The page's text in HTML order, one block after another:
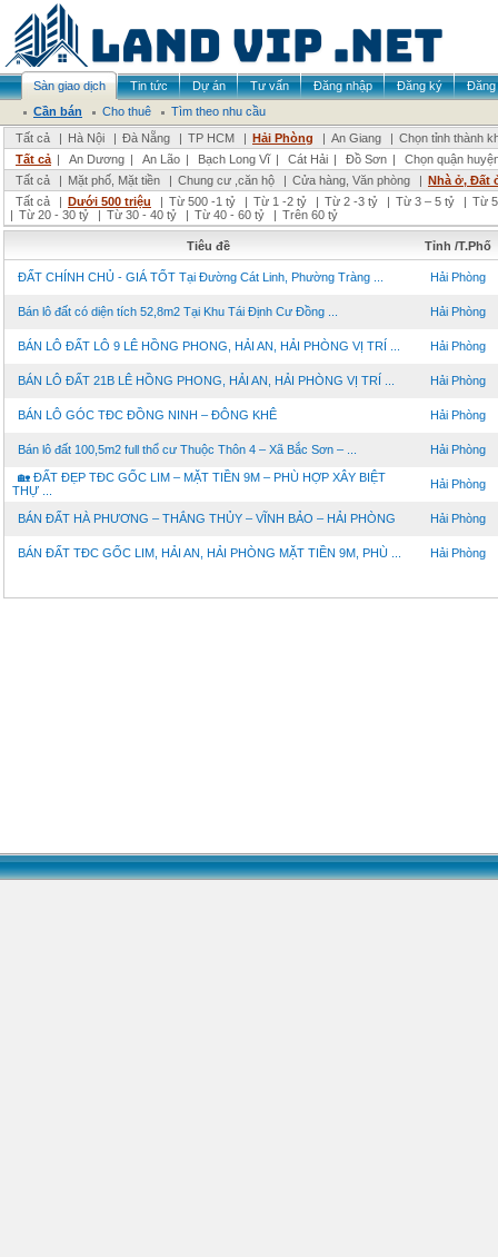
Sàn giao dịch Tin tức Dự án Tư vấn Đăng nhập Đăng ký
Đăng
Cần bán
Cho thuê
Tìm theo nhu cầu
Tất cả
| Hà Nội | Đà Nẵng | TP HCM | Hải Phòng | An Giang | Chọn tỉnh thành
Tất cả | An Dương | An Lão | Bạch Long Vĩ | Cát Hải | Đồ Sơn |
Chọn quận
Tất cả
| Mặt phố, Mặt tiền | Chung cư ,căn hộ | Cửa hàng, Văn phòng | Nhà ở, Đất
Tất cả
| Dưới 500 triệu | Từ 500 -1 tỷ | Từ 1 -2 tỷ | Từ 2 -3 tỷ | Từ 3 – 5 tỷ | Từ
| Từ 20 - 30 tỷ | Từ 30 - 40 tỷ | Từ 40 - 60 tỷ | Trên 60 tỷ
Tiêu đề Tỉnh /T.Phố
ĐẤT CHÍNH CHỦ - GIÁ TỐT Tại Đường Cát Linh, Phường Tràng ... Hải Phòng
Bán lô đất có diện tích 52,8m2 Tại Khu Tái Định Cư Đồng ... Hải Phòng
BÁN LÔ ĐẤT LÔ 9 LÊ HỒNG PHONG, HẢI AN, HẢI PHÒNG VỊ TRÍ ... Hải Phòng
BÁN LÔ ĐẤT 21B LÊ HỒNG PHONG, HẢI AN, HẢI PHÒNG VỊ TRÍ ... Hải Phòng
BÁN LÔ GÓC TĐC ĐỒNG NINH – ĐÔNG KHÊ Hải Phòng
Bán lô đất 100,5m2 full thổ cư Thuộc Thôn 4 – Xã Bắc Sơn – ... Hải Phòng
🏡 ĐẤT ĐẸP TĐC GỐC LIM – MẶT TIỀN 9M – PHÙ HỢP XÂY BIỆT
THỰ ...
Hải Phòng
BÁN ĐẤT HÀ PHƯƠNG – THẮNG THỦY – VĨNH BẢO – HẢI PHÒNG Hải Phòng
BÁN ĐẤT TĐC GỐC LIM, HẢI AN, HẢI PHÒNG MẶT TIỀN 9M, PHÙ ... Hải Phòng